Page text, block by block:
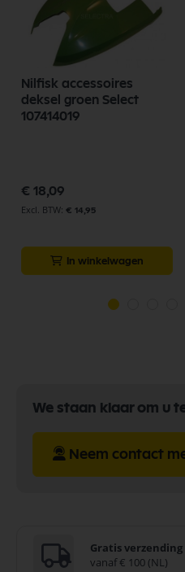
Nilfisk accessoires
deksel groen Select
107414019
€ 18,09
€ 14,95
In winkelwagen
We staan klaar om u
Neem contact
Gratis verzending
vanaf € 100 (NL)